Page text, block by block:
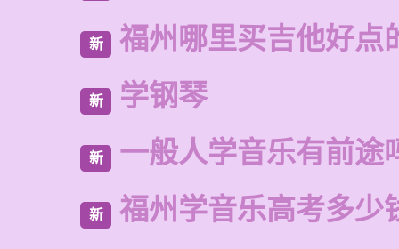
新 福州哪里买吉他好点
新 学钢琴
新 一般人学音乐有前途
新 福州学音乐高考多少